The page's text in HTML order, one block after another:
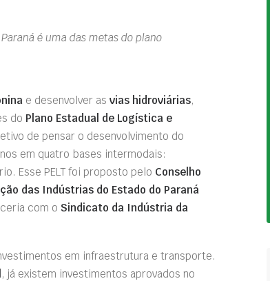
é uma das metas do plano
e desenvolver as vias hidroviárias,
do Plano Estadual de Logística e
de pensar o desenvolvimento do
em quatro bases intermodais:
Esse PELT foi proposto pelo Conselho
das Indústrias do Estado do Paraná
com o Sindicato da Indústria da
em infraestrutura e transporte.
, já existem investimentos aprovados no